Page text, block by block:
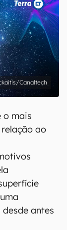
Canaltech
o mais
ao
antes